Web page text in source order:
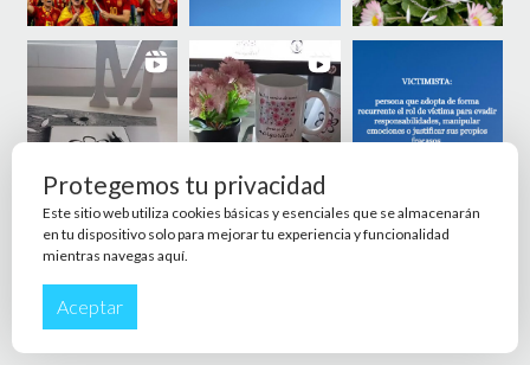
Protegemos tu privacidad
Este sitio web utiliza cookies básicas y esenciales que se almacenarán
en tu dispositivo solo para mejorar tu experiencia y funcionalidad
mientras navegas aquí.
Aceptar